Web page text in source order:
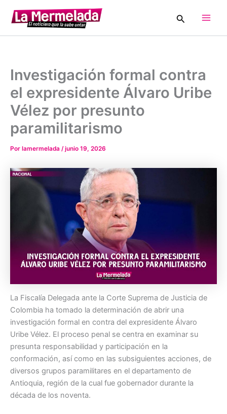
contenido
Buscar
Investigación formal contra
el expresidente Álvaro Uribe
Vélez por presunto
paramilitarismo
Por lamermelada /junio 19, 2026
La Fiscalía Delegada ante la Corte Suprema de Justicia de
Colombia ha tomado la determinación de abrir una
investigación formal en contra del expresidente Álvaro
Uribe Vélez. El proceso penal se centra en examinar su
presunta responsabilidad y participación en la
conformación, así como en las subsiguientes acciones, de
diversos grupos paramilitares en el departamento de
Antioquia, región de la cual fue gobernador durante la
década de los noventa.